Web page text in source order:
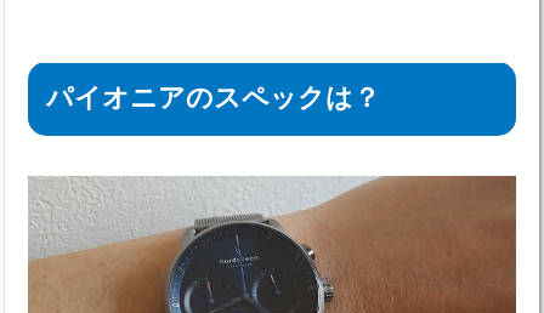
パイオニアのスペックは？